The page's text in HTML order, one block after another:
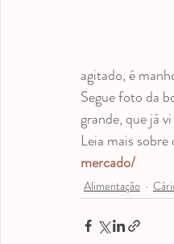
agitado, é
Segue foto da
grande, que já
Leia mais
mercado/
Alimentação